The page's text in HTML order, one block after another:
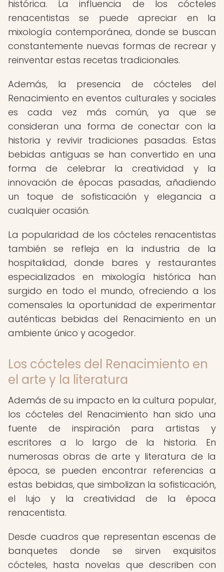
histórica. La influencia de los cócteles
renacentistas se puede apreciar en la
mixología contemporánea, donde se buscan
constantemente nuevas formas de recrear y
reinventar estas recetas tradicionales.
Además, la presencia de cócteles del
Renacimiento en eventos culturales y sociales
es cada vez más común, ya que se
consideran una forma de conectar con la
historia y revivir tradiciones pasadas. Estas
bebidas antiguas se han convertido en una
forma de celebrar la creatividad y la
innovación de épocas pasadas, añadiendo
un toque de sofisticación y elegancia a
cualquier ocasión.
La popularidad de los cócteles renacentistas
también se refleja en la industria de la
hospitalidad, donde bares y restaurantes
especializados en mixología histórica han
surgido en todo el mundo, ofreciendo a los
comensales la oportunidad de experimentar
auténticas bebidas del Renacimiento en un
ambiente único y acogedor.
Los cócteles del Renacimiento en
el arte y la literatura
Además de su impacto en la cultura popular,
los cócteles del Renacimiento han sido una
fuente de inspiración para artistas y
escritores a lo largo de la historia. En
numerosas obras de arte y literatura de la
época, se pueden encontrar referencias a
estas bebidas, que simbolizan la sofisticación,
el lujo y la creatividad de la época
renacentista.
Desde cuadros que representan escenas de
banquetes donde se sirven exquisitos
cócteles, hasta novelas que describen con